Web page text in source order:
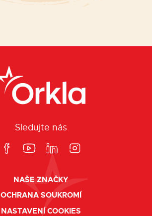
Sledujte nás
NAŠE ZNAČKY
OCHRANA SOUKROMÍ
NASTAVENÍ COOKIES